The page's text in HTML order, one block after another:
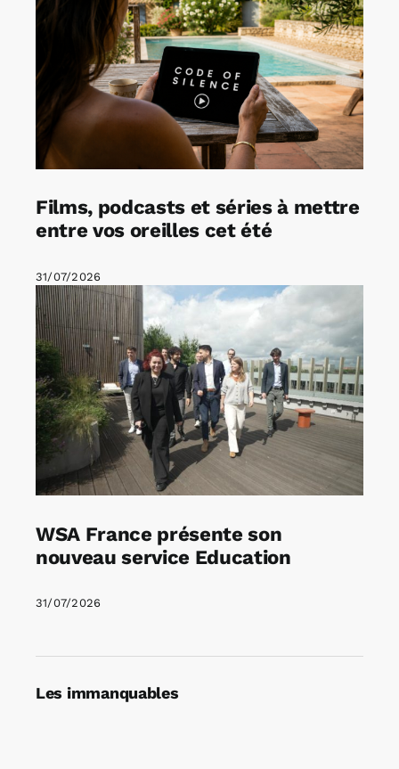
Films, podcasts et séries à mettre
entre vos oreilles cet été
31/07/2026
WSA France présente son
nouveau service Education
31/07/2026
Les immanquables